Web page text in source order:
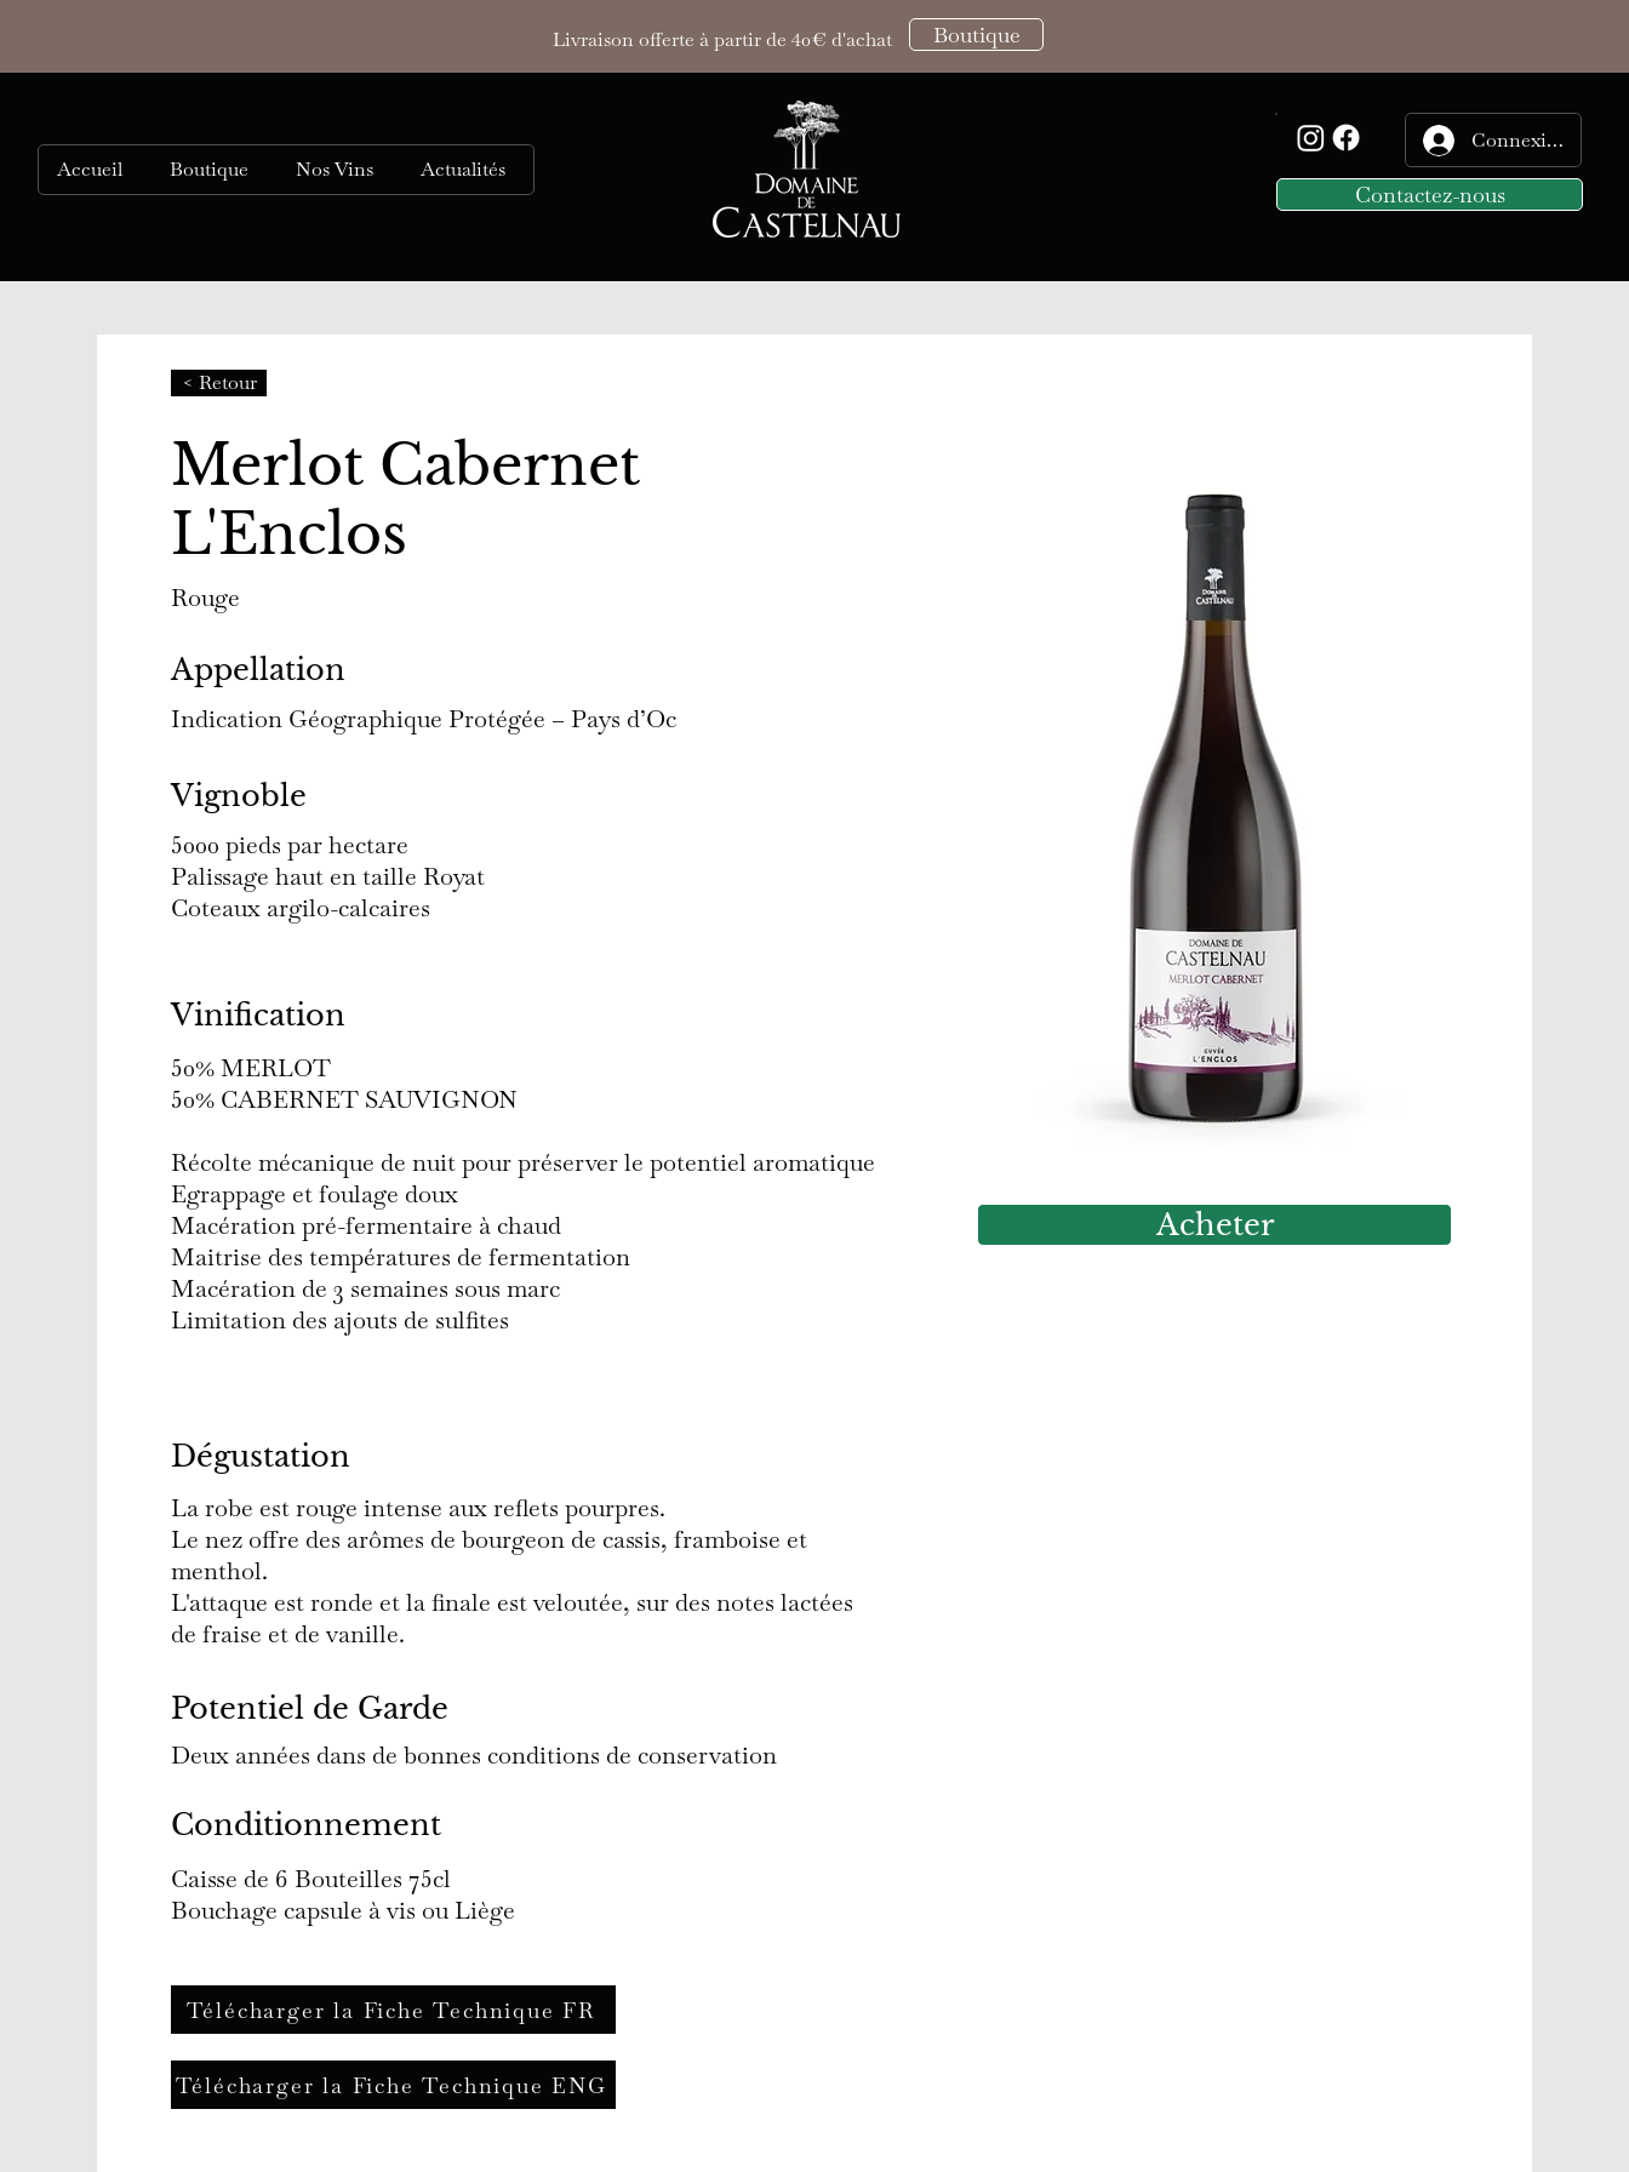
Livraison offerte à partir de 40€ d'achat Boutique
Accueil Boutique Nos Vins Actualités
Connexion
Contactez-nous
< Retour
Merlot Cabernet
L'Enclos
Rouge
Appellation
Indication Géographique Protégée – Pays d’Oc
Vignoble
5000 pieds par hectare
Palissage haut en taille Royat
Coteaux argilo-calcaires
Vinification
50% MERLOT
50% CABERNET SAUVIGNON
Récolte mécanique de nuit pour préserver le potentiel aromatique
Egrappage et foulage doux
Macération pré-fermentaire à chaud
Maitrise des températures de fermentation
Macération de 3 semaines sous marc
Limitation des ajouts de sulfites
Dégustation
La robe est rouge intense aux reflets pourpres.
Le nez offre des arômes de bourgeon de cassis, framboise et
menthol.
L'attaque est ronde et la finale est veloutée, sur des notes lactées
de fraise et de vanille.
Potentiel de Garde
Deux années dans de bonnes conditions de conservation
Conditionnement
Caisse de 6 Bouteilles 75cl
Bouchage capsule à vis ou Liège
Télécharger la Fiche Technique FR
Télécharger la Fiche Technique ENG
Acheter